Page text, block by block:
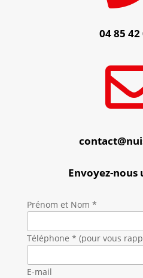
04 85 42
Envoyez-nous
Prénom et Nom *
Téléphone * (pour vous
E-mail